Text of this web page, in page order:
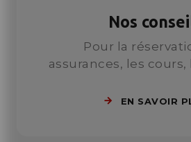
Nos
Pour la
assurances, les cours,
EN SAVOIR